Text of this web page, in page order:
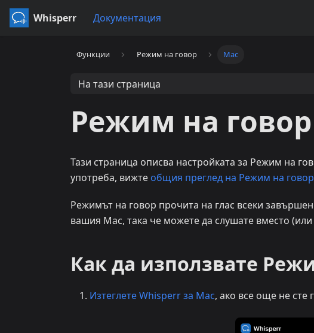
Whisperr Документация
Функции Режим на говор Mac
На тази страница
Режим на
Тази страница описва настройката за Режим на
употреба, вижте общия преглед на Режим на говор
Режимът на говор прочита на глас всеки
вашия Mac, така че можете да слушате вместо
Как да използвате
Изтеглете Whisperr за Mac, ако все още не сте